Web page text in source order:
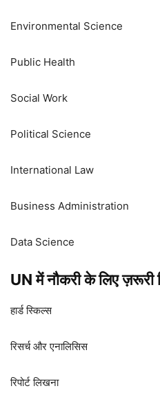
Environmental Science
Public Health
Social Work
Political Science
International Law
Business Administration
Data Science
UN में नौकरी के लिए ज़रूरी
हार्ड स्किल्स
रिसर्च और एनालिसिस
रिपोर्ट लिखना